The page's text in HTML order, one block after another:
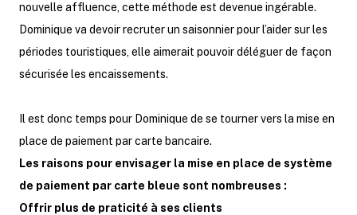
nouvelle affluence, cette méthode est devenue ingérable.
Dominique va devoir recruter un saisonnier pour l’aider sur les
périodes touristiques, elle aimerait pouvoir déléguer de façon
sécurisée les encaissements.
Il est donc temps pour Dominique de se tourner vers la mise en
place de paiement par carte bancaire.
Les raisons pour envisager la mise en place de système
de paiement par carte bleue sont nombreuses :
Offrir plus de praticité à ses clients